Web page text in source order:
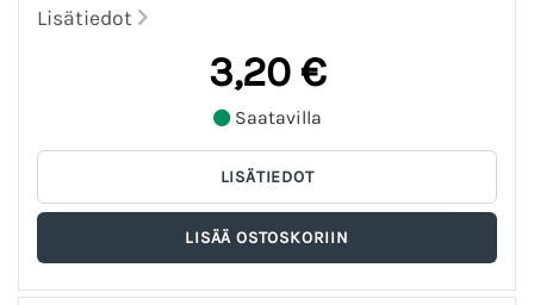
Lisätiedot
3,20 €
Saatavilla